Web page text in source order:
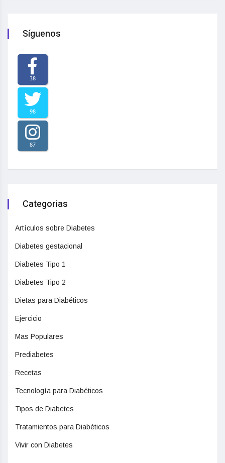
Síguenos
38
98
87
Categorias
Artículos sobre Diabetes
Diabetes gestacional
Diabetes Tipo 1
Diabetes Tipo 2
Dietas para Diabéticos
Ejercicio
Mas Populares
Prediabetes
Recetas
Tecnología para Diabéticos
Tipos de Diabetes
Tratamientos para Diabéticos
Vivir con Diabetes